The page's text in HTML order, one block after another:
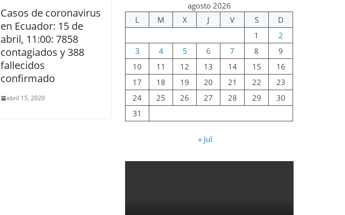
Casos de coronavirus
en Ecuador: 15 de
abril, 11:00: 7858
contagiados y 388
fallecidos
confirmado
abril 15, 2020
agosto 2026
L
M X J V S
D
1
2
3
4 5 6 7 8
9
10
11 12 13 14 15
16
17
18 19 20 21 22
23
24
25 26 27 28 29
30
31
« Jul